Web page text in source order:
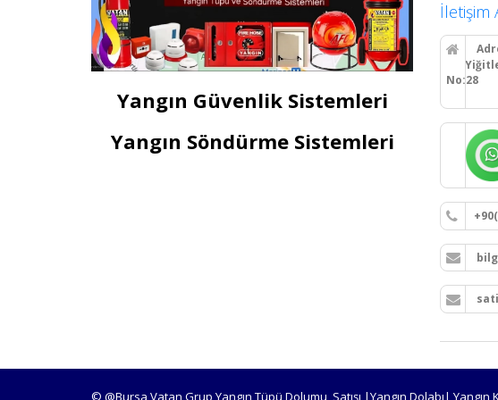
Yangın Güvenlik Sistemleri
Yangın Söndürme Sistemleri
İletişim
Yiğitler
No:28
© @Bursa Vatan Grup Yangın Tüpü Dolumu, Satışı |Yangın Dolabı|